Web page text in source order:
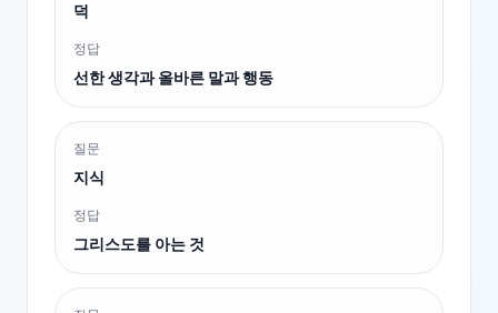
덕
정답
선한 생각과 올바른 말과 행동
질문
지식
정답
그리스도를 아는 것